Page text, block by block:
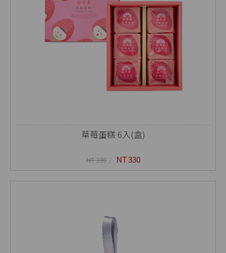
草莓蛋糕 6入(盒)
NT 330 NT 330